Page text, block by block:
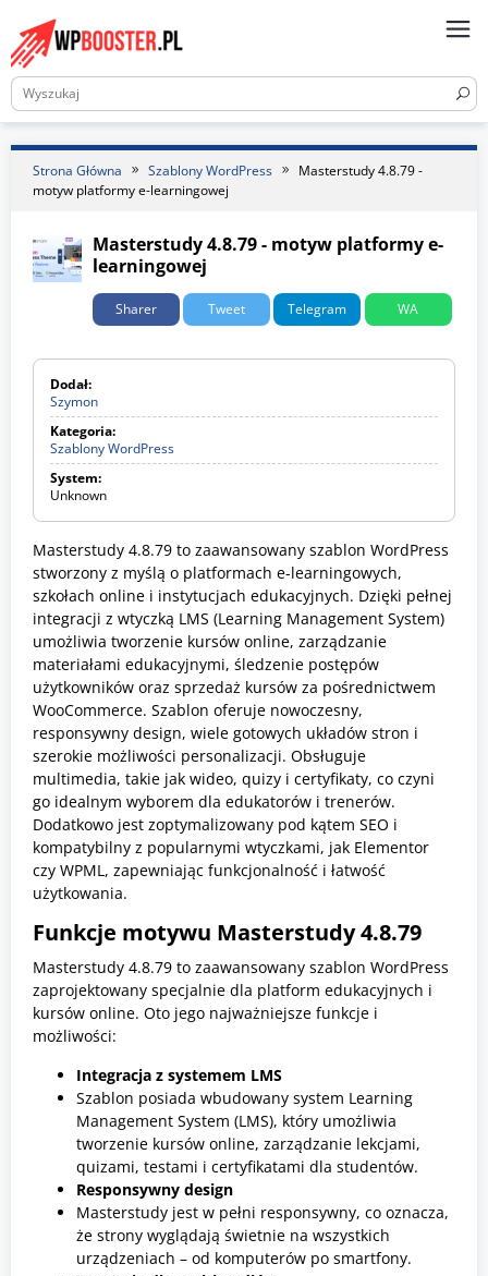
content
Strona Główna Szablony WordPress
Masterstudy 4.8.79 -
motyw platformy e-learningowej
Masterstudy 4.8.79 - motyw platformy e-
learningowej
Sharer Tweet Telegram WA
Dodał:
Szymon
Kategoria:
Szablony WordPress
z
l
n
y
W
o
d
P
r
e
s
s
System:
Unknown
Masterstudy 4.8.79 to zaawansowany szablon WordPress
stworzony z myślą o platformach e-learningowych,
szkołach online i instytucjach edukacyjnych. Dzięki pełnej
integracji z wtyczką LMS (Learning Management System)
umożliwia tworzenie kursów online, zarządzanie
materiałami edukacyjnymi, śledzenie postępów
użytkowników oraz sprzedaż kursów za pośrednictwem
WooCommerce. Szablon oferuje nowoczesny,
responsywny design, wiele gotowych układów stron i
szerokie możliwości personalizacji. Obsługuje
multimedia, takie jak wideo, quizy i certyfikaty, co czyni
go idealnym wyborem dla edukatorów i trenerów.
Dodatkowo jest zoptymalizowany pod kątem SEO i
kompatybilny z popularnymi wtyczkami, jak Elementor
czy WPML, zapewniając funkcjonalność i łatwość
użytkowania.
Funkcje motywu Masterstudy 4.8.79
Masterstudy 4.8.79 to zaawansowany szablon WordPress
zaprojektowany specjalnie dla platform edukacyjnych i
kursów online. Oto jego najważniejsze funkcje i
możliwości:
Integracja z systemem LMS
Szablon posiada wbudowany system Learning
Management System (LMS), który umożliwia
tworzenie kursów online, zarządzanie lekcjami,
quizami, testami i certyfikatami dla studentów.
Responsywny design
Masterstudy jest w pełni responsywny, co oznacza,
że strony wyglądają świetnie na wszystkich
urządzeniach – od komputerów po smartfony.